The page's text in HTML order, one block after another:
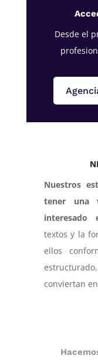
Desde el
Nuestros
tener una
interesado
textos y la
ellos
conviertan